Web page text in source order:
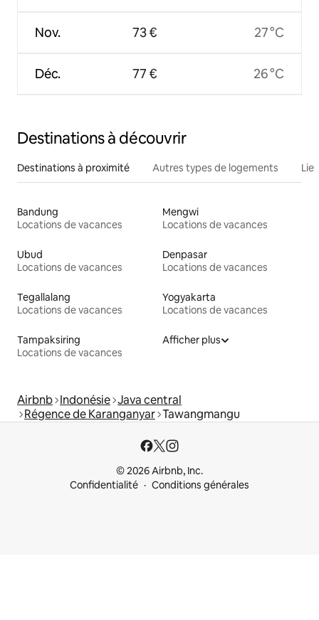
Nov.
Déc.
73 €
77 €
27 °C
26 °C
Destinations à découvrir
Destinations à proximité Autres types de logements
Bandung
Locations de vacances
Mengwi
Locations de vacances
Ubud
Locations de vacances
Denpasar
Locations de vacances
Tegallalang
Locations de vacances
Yogyakarta
Locations de vacances
Tampaksiring
Locations de vacances
Afficher plus
Airbnb Indonésie Java central
Régence de Karanganyar Tawangmangu
© 2026 Airbnb, Inc.
Confidentialité
Conditions générales